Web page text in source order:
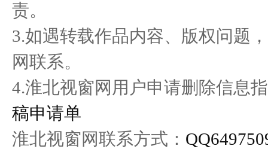
责。
3.如遇转载作品内容、版权问题
网联系。
4.淮北视窗网用户申请删除信息
稿申请单
淮北视窗网联系方式：